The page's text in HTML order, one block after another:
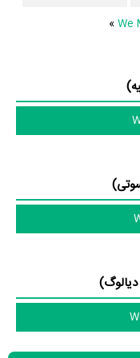
Matt Tory،
Jonathan Holmes،
و
Matt
.
در مجموع بیش از 9 نفر در تولید فیلم We Make Movies نقش داشته‌اند و
تاکنون در بخش‌های گالری عکس و پوستر فیلم We Make Movies، ویدئو و
»